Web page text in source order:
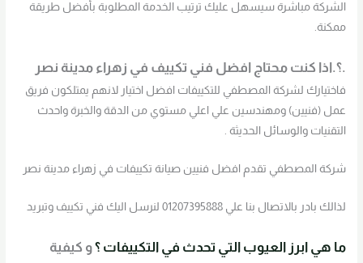
الشركة مباشرة سيسهل عليك ترتيب الخدمة المطلوبة بأفضل طريقة
ممكنة.
.؟.اذا كنت محتاج افضل فني تكييف في زهراء مدينة نصر
فاختيارك لشركة المصطفي للتكييفات افضل اختيار لانهم يمتلكون فريق
عمل (فنيين) ومهندسين علي اعلي مستوي من الدقة والخبرة واحدث
التقنيات والوسائل الحديثة .
شركة المصطفي تقدم افضل فنيين صيانة تكييفات في زهراء مدينة نصر
لذالك بادر بالاتصال بنا علي 01207395888 لنرسل اليك فني تكييف وتبريد
ما هي ابرز العيوب التي تحدث في التكييفات ؟و كيفية